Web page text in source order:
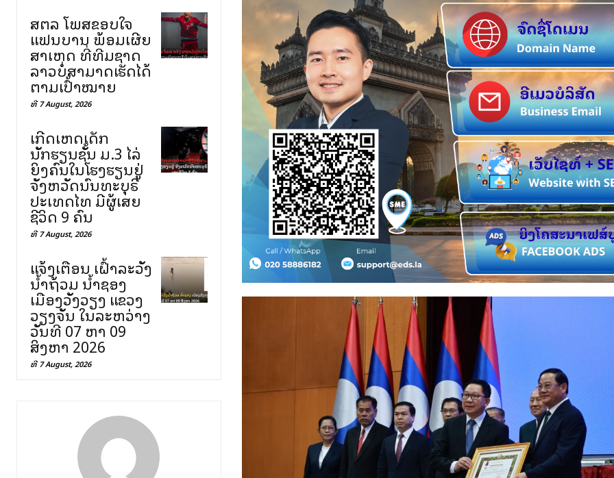
ສຕລ ໂພສຂອບໃຈ
ແຟນບານ ພ້ອມເຜີຍ
ສາເຫດ ທີ່ທີມຊາດ
ລາວບໍ່ສາມາດເຮັດໄດ້
ຕາມເປົ້າໝາຍ
ທີ 7 August, 2026
ເກີດເຫດເດັກ
ນັກຮຽນຊັ້ນ ມ.3 ໄລ່
ຍິງຄົນໃນໂຮງຮຽນຢູ່
ຈັງຫວັດນົນທະບຸຣີ
ປະເທດໄທ ມີຜູ້ເສຍ
ຊີວິດ 9 ຄົນ
ທີ 7 August, 2026
ແຈ້ງເຕືອນ ເຝົ້າລະວັງ
ນ້ຳຖ້ວມ ນ້ຳຊອງ
ເມືອງວັງວຽງ ແຂວງ
ວຽງຈັນ ໃນລະຫວ່າງ
ວັນທີ 07 ຫາ 09
ສິງຫາ 2026
ທີ 7 August, 2026